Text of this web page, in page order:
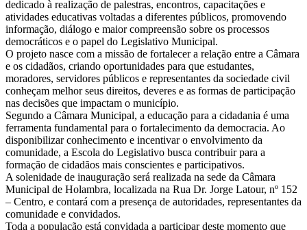
dedicado à realização de palestras, encontros, capacitações e
atividades educativas voltadas a diferentes públicos, promovendo
informação, diálogo e maior compreensão sobre os processos
democráticos e o papel do Legislativo Municipal.
O projeto nasce com a missão de fortalecer a relação entre a Câmara
e os cidadãos, criando oportunidades para que estudantes,
moradores, servidores públicos e representantes da sociedade civil
conheçam melhor seus direitos, deveres e as formas de participação
nas decisões que impactam o município.
Segundo a Câmara Municipal, a educação para a cidadania é uma
ferramenta fundamental para o fortalecimento da democracia. Ao
disponibilizar conhecimento e incentivar o envolvimento da
comunidade, a Escola do Legislativo busca contribuir para a
formação de cidadãos mais conscientes e participativos.
A solenidade de inauguração será realizada na sede da Câmara
Municipal de Holambra, localizada na Rua Dr. Jorge Latour, nº 152
– Centro, e contará com a presença de autoridades, representantes da
comunidade e convidados.
Toda a população está convidada a participar deste momento que